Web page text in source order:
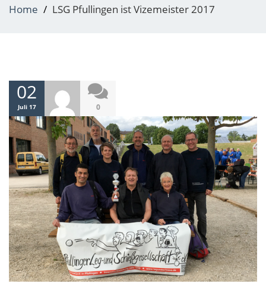
Home LSG Pfullingen ist Vizemeister 2017
02
Juli 17 0